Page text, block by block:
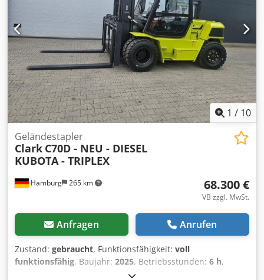
1 / 10
Hamburg 265 km
Geländestapler
Clark C70D - NEU - DIESEL
KUBOTA - TRIPLEX
68.300 €
VB zzgl. MwSt.
Anfragen Anrufen
Zustand: gebraucht, Funktionsfähigkeit: voll
funktionsfähig, Baujahr: 2025, Betriebsstunden: 6 h,
, Hubhöhe:4.960 mm